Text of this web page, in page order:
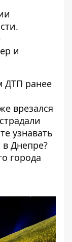
и
ДТП ранее
врезался
узнавать
Днепре?
города